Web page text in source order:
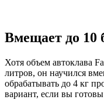
Вмещает до 10
Хотя объем автоклава
литров, он научился
обрабатывать до 4 кг
вариант, если вы готовы